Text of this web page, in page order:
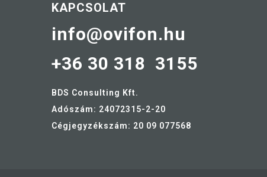
KAPCSOLAT
info@ovifon.hu
+36 30 318 3155
BDS Consulting Kft.
Adószám: 24072315-2-20
Cégjegyzékszám: 20 09 077568